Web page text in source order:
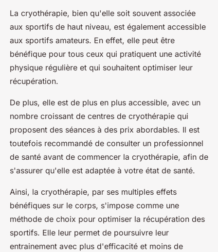
La cryothérapie, bien qu'elle soit souvent associée
aux sportifs de haut niveau, est également accessible
aux sportifs amateurs. En effet, elle peut être
bénéfique pour tous ceux qui pratiquent une activité
physique régulière et qui souhaitent optimiser leur
récupération.
De plus, elle est de plus en plus accessible, avec un
nombre croissant de centres de cryothérapie qui
proposent des séances à des prix abordables. Il est
toutefois recommandé de consulter un professionnel
de santé avant de commencer la cryothérapie, afin de
s'assurer qu'elle est adaptée à votre état de santé.
Ainsi, la cryothérapie, par ses multiples effets
bénéfiques sur le corps, s'impose comme une
méthode de choix pour optimiser la récupération des
sportifs. Elle leur permet de poursuivre leur
entrainement avec plus d'efficacité et moins de